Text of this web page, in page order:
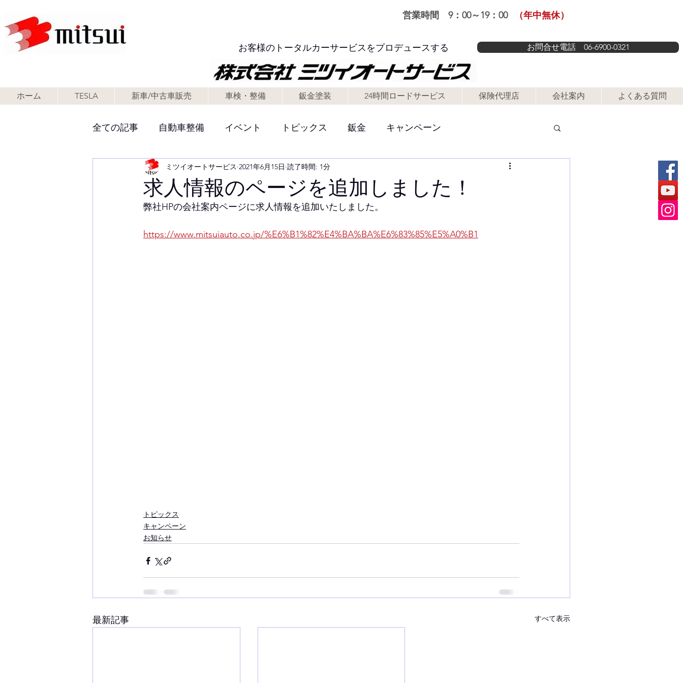
営業時間 9：00～19：00 （年中無休）
お客様のトータルカーサービスをプロデュースする お問合せ電話 06-6900-0321
ホーム TESLA 新車/中古車販売 車検・整備 鈑金塗装 24時間ロードサービス 保険代理店 会社案内 よくある質問
全ての記事 自動車整備 イベント トピックス 鈑金 キャンペーン
ミツイオートサービスってどんな会社 工場 お知らせ
求人情報のページを追加しました！
ミツイオートサービス 2021年6月15日 読了時間: 1分
弊社HPの会社案内ページに求人情報を追加いたしました。
https://www.mitsuiauto.co.jp/%E6%B1%82%E4%BA%BA%E6%83%85%E5%A0%B1
トピックス
キャンペーン
お知らせ
最新記事 すべて表示